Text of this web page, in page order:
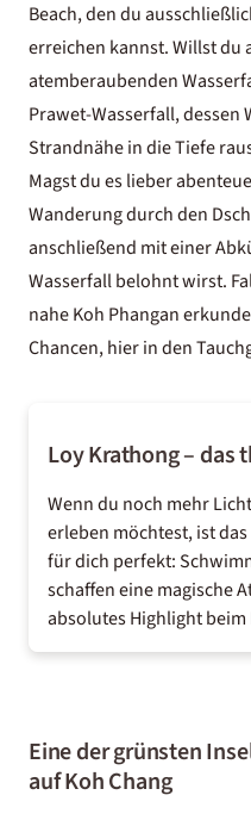
Beach, den du
erreichen kannst. Willst du
atemberaubenden
Prawet-Wasserfall,
Strandnähe in die Tiefe
Magst du es lieber
Wanderung durch den
anschließend mit einer
Wasserfall belohnt wirst.
nahe Koh Phangan
Chancen, hier in den
Loy Krathong – das
Wenn du noch mehr
erleben möchtest, ist
für dich perfekt:
schaffen eine magische
absolutes Highlight
Eine der grünsten
auf Koh Chang